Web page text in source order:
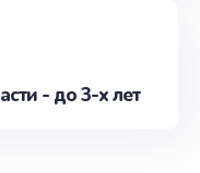
- до 3-х лет